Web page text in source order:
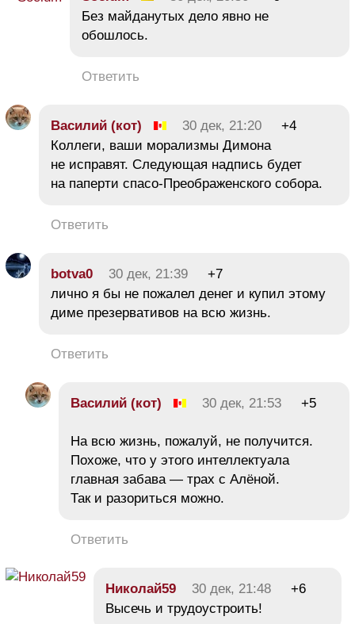
Без майданутых дело явно не
обошлось.
Ответить
Василий (кот) 30 дек, 21:20
+4
Коллеги, ваши морализмы Димона
не исправят. Следующая надпись будет
на паперти спасо-Преображенского собора.
Ответить
botva0 30 дек, 21:39
+7
лично я бы не пожалел денег и купил этому
диме презервативов на всю жизнь.
Ответить
Василий (кот) 30 дек, 21:53 +5
На всю жизнь, пожалуй, не получится.
Похоже, что у этого интеллектуала
главная забава — трах с Алёной.
Так и разориться можно.
Ответить
Николай59 30 дек, 21:48
+6
Высечь и трудоустроить!